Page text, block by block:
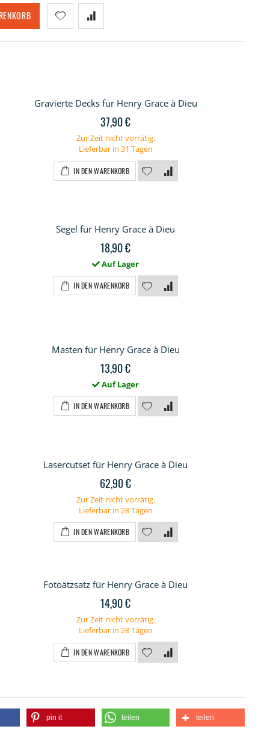
Gravierte Decks für Henry Grace à Dieu
37,90 €
Zur Zeit nicht vorrätig.
Lieferbar in 31 Tagen
IN DEN WARENKORB
Segel für Henry Grace à Dieu
18,90 €
Auf Lager
IN DEN WARENKORB
Masten für Henry Grace à Dieu
13,90 €
Auf Lager
IN DEN WARENKORB
Lasercutset für Henry Grace à Dieu
62,90 €
Zur Zeit nicht vorrätig.
Lieferbar in 28 Tagen
IN DEN WARENKORB
Fotoätzsatz für Henry Grace à Dieu
14,90 €
Zur Zeit nicht vorrätig.
Lieferbar in 28 Tagen
IN DEN WARENKORB
pin it teilen teilen